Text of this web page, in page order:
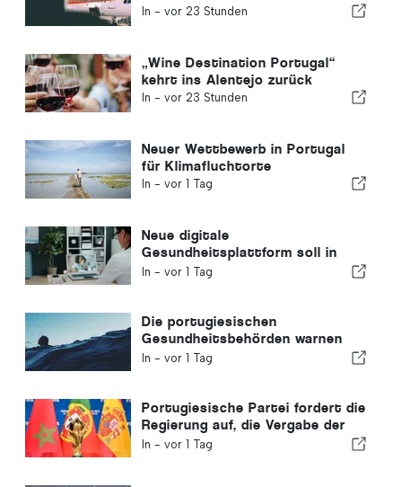
In - vor 23 Stunden
„Wine Destination Portugal“
kehrt ins Alentejo zurück
In - vor 23 Stunden
Neuer Wettbewerb in Portugal
für Klimafluchtorte
In - vor 1 Tag
Neue digitale
Gesundheitsplattform soll in
Portugal eingeführt werden
In - vor 1 Tag
Die portugiesischen
Gesundheitsbehörden warnen
vor den Gefahren des Ertrinkens
In - vor 1 Tag
Portugiesische Partei fordert die
Regierung auf, die Vergabe der
Fußball-WM 2030 an Marokko
In - vor 1 Tag